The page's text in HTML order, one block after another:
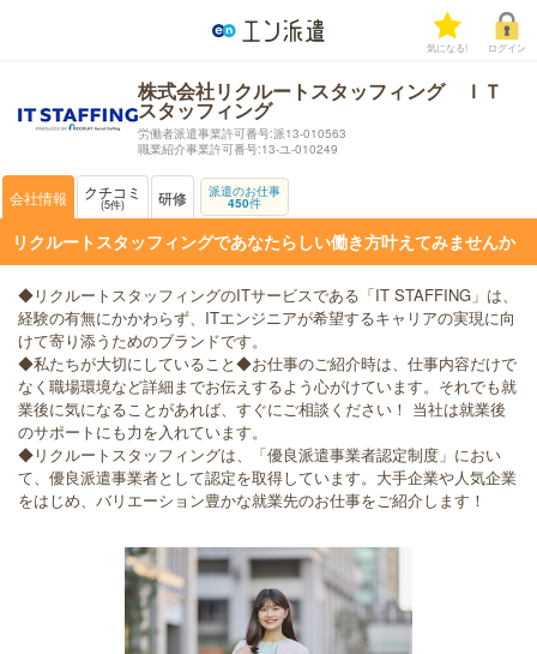
気になる! ログイン
株式会社リクルートスタッフィング ＩＴ
スタッフィング
労働者派遣事業許可番号:派13-010563
職業紹介事業許可番号:13-ユ-010249
会社情報 クチコミ
5件 研修 派遣のお仕事
450件
リクルートスタッフィングであなたらしい働き方叶えてみませんか
◆リクルートスタッフィングのITサービスである「IT STAFFING」は、
経験の有無にかかわらず、ITエンジニアが希望するキャリアの実現に向
けて寄り添うためのブランドです。
◆私たちが大切にしていること◆お仕事のご紹介時は、仕事内容だけで
なく職場環境など詳細までお伝えするよう心がけています。それでも就
業後に気になることがあれば、すぐにご相談ください！ 当社は就業後
のサポートにも力を入れています。
◆リクルートスタッフィングは、「優良派遣事業者認定制度」におい
て、優良派遣事業者として認定を取得しています。大手企業や人気企業
をはじめ、バリエーション豊かな就業先のお仕事をご紹介します！